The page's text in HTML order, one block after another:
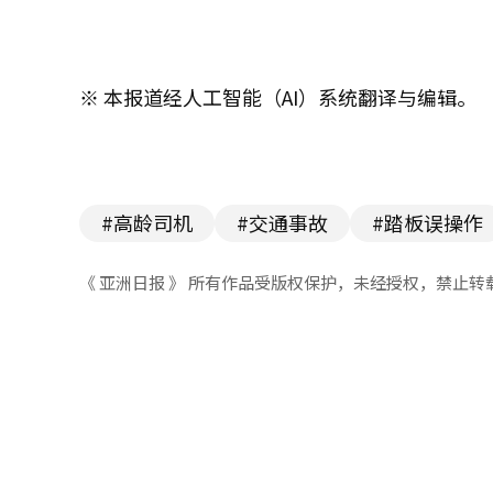
※ 本报道经人工智能（AI）系统翻译与编辑。
#高龄司机 #交通事故 #踏板误操作
《 亚洲日报 》 所有作品受版权保护，未经授权，禁止转